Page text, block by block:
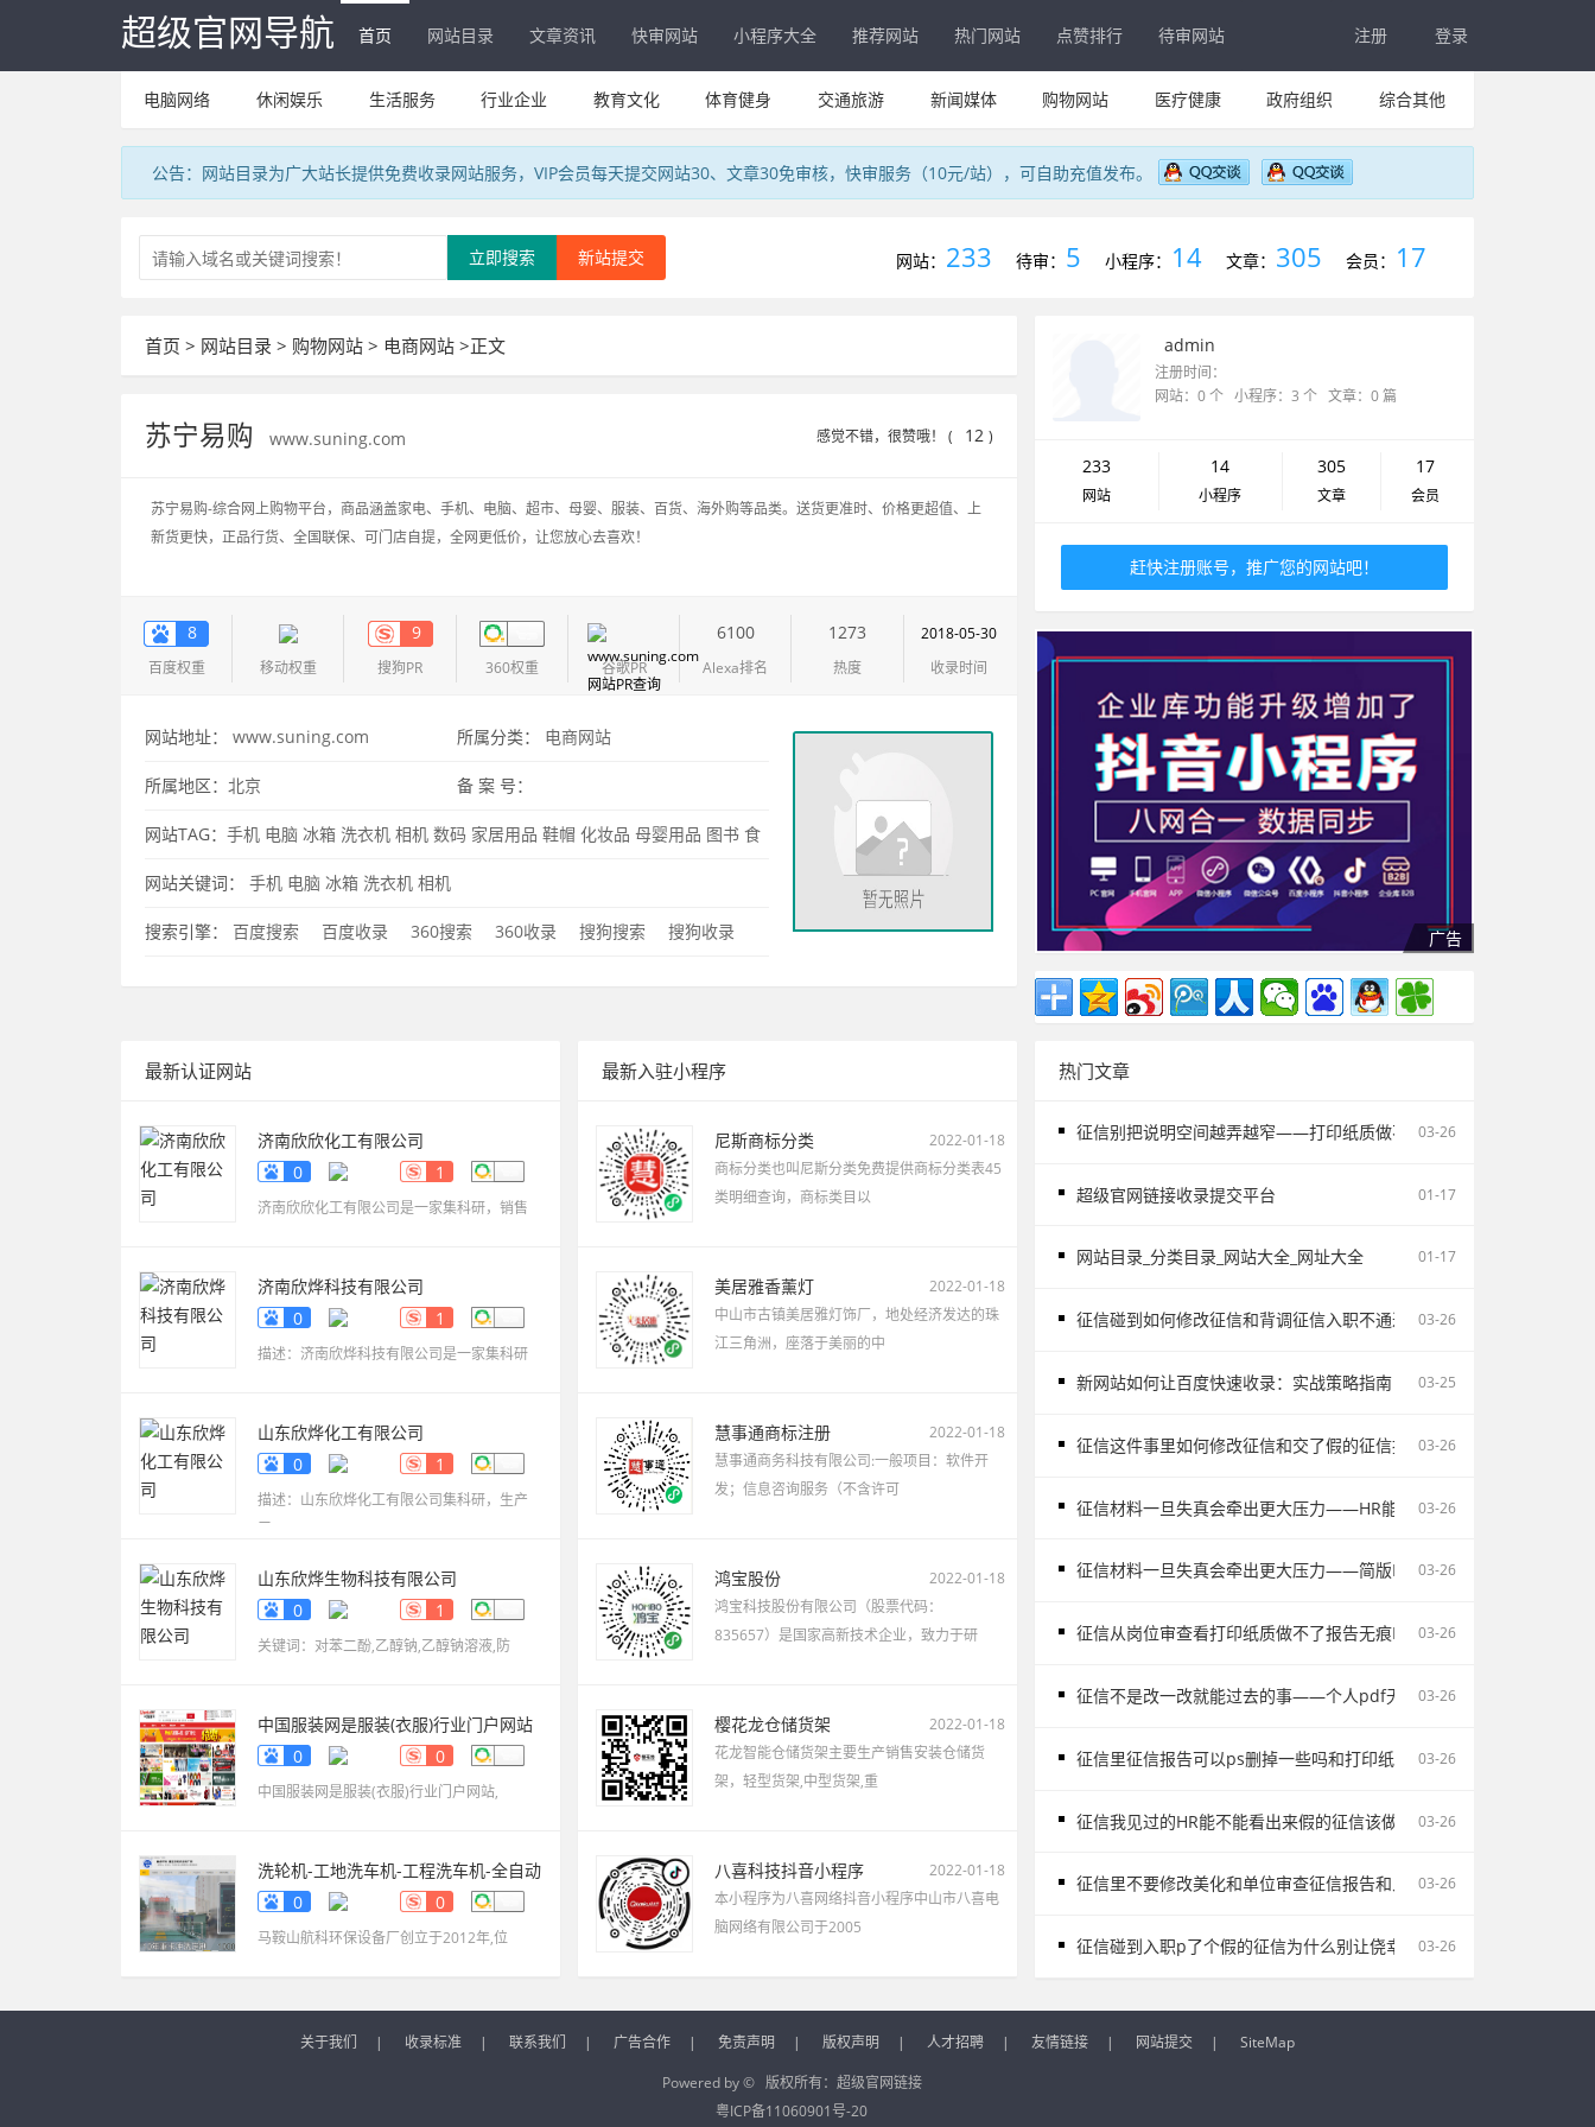
超级官网导航 首页 网站目录 文章资讯 快审网站 小程序大全 推荐网站 热门网站 点赞排行 待审网站 注册 登录
电脑网络 休闲娱乐 生活服务 行业企业 教育文化 体育健身 交通旅游 新闻媒体 购物网站 医疗健康 政府组织 综合其他
公告：网站目录为广大站长提供免费收录网站服务，VIP会员每天提交网站30、文章30免审核，快审服务（10元/站），可自助充值发布。
新站提交
立即搜索 网站： 233 待审： 5 小程序： 14 文章： 305 会员： 17
首页 > 网站目录 > 购物网站 > 电商网站 >正文
苏宁易购 www.suning.com 感觉不错，很赞哦！ ( 12 )
苏宁易购-综合网上购物平台，商品涵盖家电、手机、电脑、超市、母婴、服装、百货、海外购等品类。送货更准时、价格更超值、上
新货更快，正品行货、全国联保、可门店自提，全网更低价，让您放心去喜欢！
8
百度权重 移动权重
9
搜狗PR 360权重 谷歌PR
6100
Alexa排名
1273
热度
2018-05-30
收录时间
网站地址： www.suning.com 所属分类： 电商网站
所属地区： 北京 备 案 号：
网站TAG： 手机 电脑 冰箱 洗衣机 相机 数码 家居用品 鞋帽 化妆品 母婴用品 图书 食
品
网站关键词： 手机 电脑 冰箱 洗衣机 相机
搜索引擎： 百度搜索 百度收录 360搜索 360收录 搜狗搜索 搜狗收录
admin
注册时间：
网站：0 个 小程序：3 个 文章：0 篇
233
网站
14
小程序
305
文章
17
会员
赶快注册账号，推广您的网站吧！
最新认证网站
济南欣欣化工有限公司
www.sdyueqian.cn
0 1
济南欣欣化工有限公司是一家集科研，销售
济南欣烨科技有限公司
www.sdkaikai.cn
0 1
描述：济南欣烨科技有限公司是一家集科研
山东欣烨化工有限公司
www.sdxinyechem.cn
0 1
描述：山东欣烨化工有限公司集科研，生产
三
山东欣烨生物科技有限公司
www.sdxinyekeji.cn
0 1
关键词：对苯二酚,乙醇钠,乙醇钠溶液,防
中国服装网是服装(衣服)行业门户网站
fuzhuang.qiyeku.cn
0 0
中国服装网是服装(衣服)行业门户网站,
洗轮机-工地洗车机-工程洗车机-全自动
洗轮生产厂家[鲁企环
科] www.lqhb88.com
0 0
马鞍山航科环保设备厂创立于2012年,位
最新入驻小程序
尼斯商标分类
2022-01-18
商标分类也叫尼斯分类免费提供商标分类表45
类明细查询，商标类目以
美居雅香薰灯
2022-01-18
中山市古镇美居雅灯饰厂，地处经济发达的珠
江三角洲，座落于美丽的中
慧事通商标注册
2022-01-18
慧事通商务科技有限公司:一般项目：软件开
发；信息咨询服务（不含许可
鸿宝股份
2022-01-18
鸿宝科技股份有限公司（股票代码：
835657）是国家高新技术企业，致力于研
樱花龙仓储货架
2022-01-18
花龙智能仓储货架主要生产销售安装仓储货
架，轻型货架,中型货架,重
八喜科技抖音小程序
2022-01-18
本小程序为八喜网络抖音小程序中山市八喜电
脑网络有限公司于2005
热门文章
征信别把说明空间越弄越窄——打印纸质做不了报告无痕PS修改和如
03-26
超级官网链接收录提交平台 01-17
网站目录_分类目录_网站大全_网址大全 01-17
征信碰到如何修改征信和背调征信入职不通过为什么会让自己更被动
03-26
新网站如何让百度快速收录：实战策略指南 03-25
征信这件事里如何修改征信和交了假的征信报告被单位发现容易把记
03-26
征信材料一旦失真会牵出更大压力——HR能不能看出来假的征信不该
03-26
征信材料一旦失真会牵出更大压力——简版PDF文件解密和入职征信报
03-26
征信从岗位审查看打印纸质做不了报告无痕PS修改会影响后续职场判断
03-26
征信不是改一改就能过去的事——个人pdf无痕修改是不对的容易把记
03-26
征信里征信报告可以ps删掉一些吗和打印纸质做不了报告无痕PS修改
03-26
征信我见过的HR能不能看出来假的征信该做的是如实说明
03-26
征信里不要修改美化和单位审查征信报告和入职征信报告逾期为何常
03-26
征信碰到入职p了个假的征信为什么别让侥幸改变求职走向
03-26
关于我们 | 收录标准 | 联系我们 | 广告合作 | 免责声明 | 版权声明 | 人才招聘 | 友情链接 | 网站提交 |
SiteMap
Powered by © 版权所有： 超级官网链接
粤ICP备11060901号-20